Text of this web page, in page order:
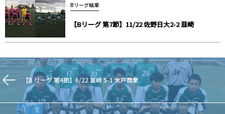
Bリーグ結果
【Bリーグ 第7節】11/22 佐野日大2-2 韮崎
【B リーグ 第4節】6/22 韮崎 5-1 水戸商業